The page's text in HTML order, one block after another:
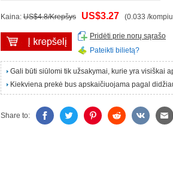
Kaina: US$4.8/Krepšys US$3.27 (0.033 /
Pridėti prie norų sąrašo
Pateikti bilietą?
Gali būti siūlomi tik užsakymai, kurie yra visiškai
Kiekviena prekė bus apskaičiuojama pagal
Share to: